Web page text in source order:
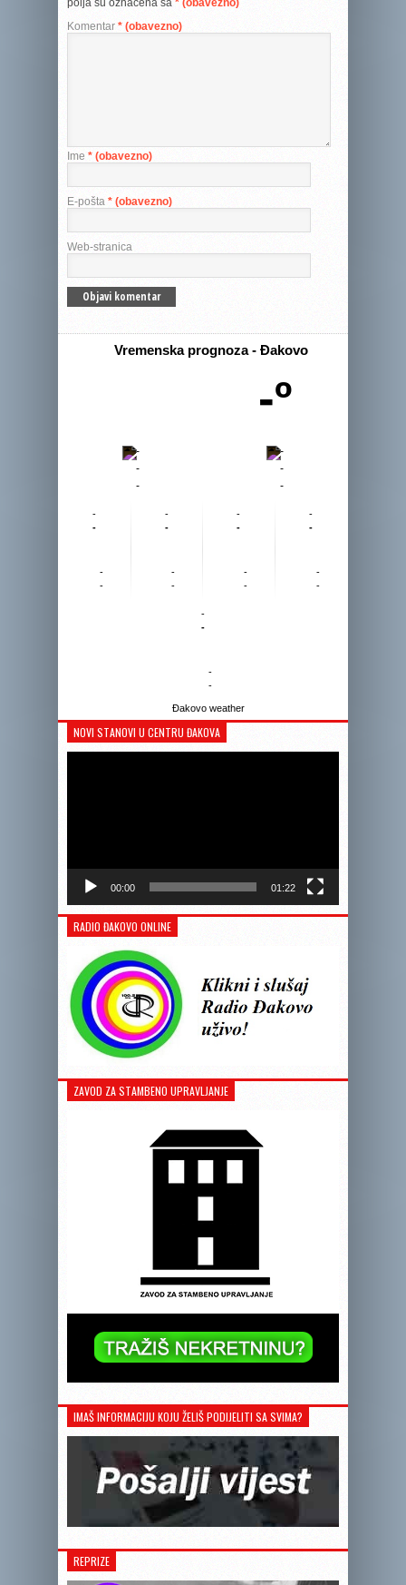
polja su označena sa * (obavezno)
Komentar * (obavezno)
Ime * (obavezno)
E-pošta * (obavezno)
Web-stranica
Vremenska prognoza - Đakovo
-º
-
-
-
-
-
-
-
-
-
-
-
-
-
-
-
-
-
-
-
-
-
-
-
-
-
-
Đakovo weather
NOVI STANOVI U CENTRU ĐAKOVA
00:00 01:22
RADIO ĐAKOVO ONLINE
ZAVOD ZA STAMBENO UPRAVLJANJE
IMAŠ INFORMACIJU KOJU ŽELIŠ PODIJELITI SA SVIMA?
REPRIZE